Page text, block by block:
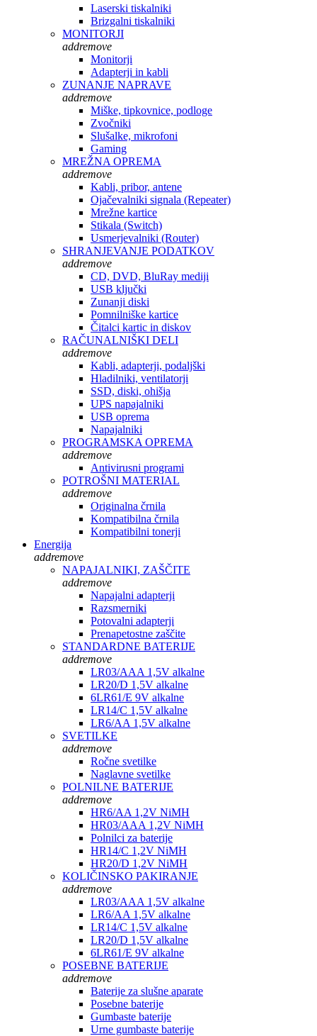
Laserski tiskalniki
Brizgalni tiskalniki
MONITORJI
addremove
Monitorji
Adapterji in kabli
ZUNANJE NAPRAVE
addremove
Miške, tipkovnice, podloge
Zvočniki
Slušalke, mikrofoni
Gaming
MREŽNA OPREMA
addremove
Kabli, pribor, antene
Ojačevalniki signala (Repeater)
Mrežne kartice
Stikala (Switch)
Usmerjevalniki (Router)
SHRANJEVANJE PODATKOV
addremove
CD, DVD, BluRay mediji
USB ključki
Zunanji diski
Pomnilniške kartice
Čitalci kartic in diskov
RAČUNALNIŠKI DELI
addremove
Kabli, adapterji, podaljški
Hladilniki, ventilatorji
SSD, diski, ohišja
UPS napajalniki
USB oprema
Napajalniki
PROGRAMSKA OPREMA
addremove
Antivirusni programi
POTROŠNI MATERIAL
addremove
Originalna črnila
Kompatibilna črnila
Kompatibilni tonerji
Energija
addremove
NAPAJALNIKI, ZAŠČITE
addremove
Napajalni adapterji
Razsmerniki
Potovalni adapterji
Prenapetostne zaščite
STANDARDNE BATERIJE
addremove
LR03/AAA 1,5V alkalne
LR20/D 1,5V alkalne
6LR61/E 9V alkalne
LR14/C 1,5V alkalne
LR6/AA 1,5V alkalne
SVETILKE
addremove
Ročne svetilke
Naglavne svetilke
POLNILNE BATERIJE
addremove
HR6/AA 1,2V NiMH
HR03/AAA 1,2V NiMH
Polnilci za baterije
HR14/C 1,2V NiMH
HR20/D 1,2V NiMH
KOLIČINSKO PAKIRANJE
addremove
LR03/AAA 1,5V alkalne
LR6/AA 1,5V alkalne
LR14/C 1,5V alkalne
LR20/D 1,5V alkalne
6LR61/E 9V alkalne
POSEBNE BATERIJE
addremove
Baterije za slušne aparate
Posebne baterije
Gumbaste baterije
Urne gumbaste baterije